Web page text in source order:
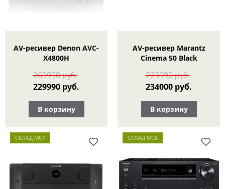
AV-ресивер Denon AVC-
X4800H
269990 руб.
229990 руб.
В корзину
AV-ресивер Marantz
Cinema 50 Black
223990 руб.
234000 руб.
В корзину
СКЛАД МСК СКЛАД МСК